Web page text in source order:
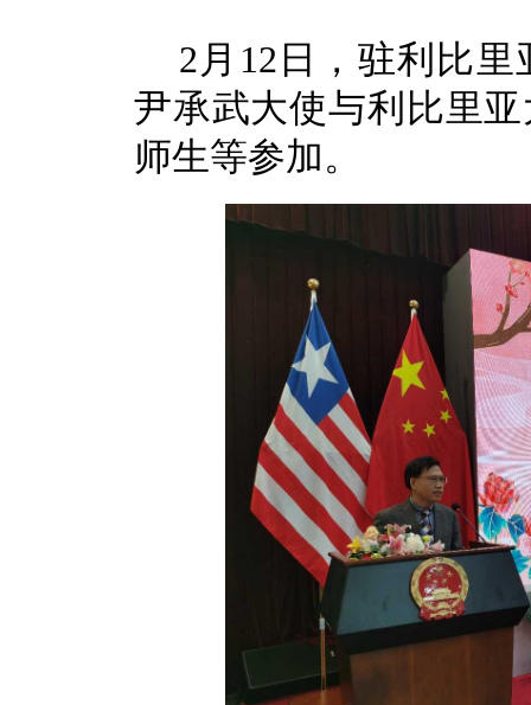
2月12日，驻利比
尹承武大使与利比里
师生等参加。